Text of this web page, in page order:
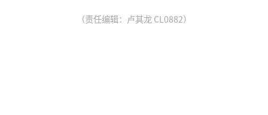
（责任编辑：卢其龙 CL0882）